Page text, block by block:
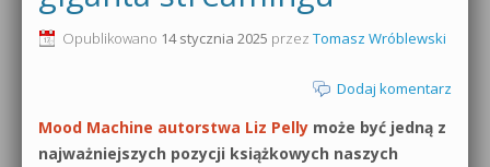
Produkcja muzyczna od podstaw
Sound Forge od podstaw
0dB.pl - informacje
Materiały dla mediów
Opublikowano 14 stycznia 2025 przez Tomasz Wróblewski
Dodaj komentarz
Mood Machine autorstwa Liz Pelly może być jedną z
najważniejszych pozycji książkowych naszych